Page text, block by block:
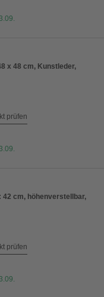
x 48 cm, Kunstleder,
prüfen
42 cm, höhenverstellbar,
prüfen